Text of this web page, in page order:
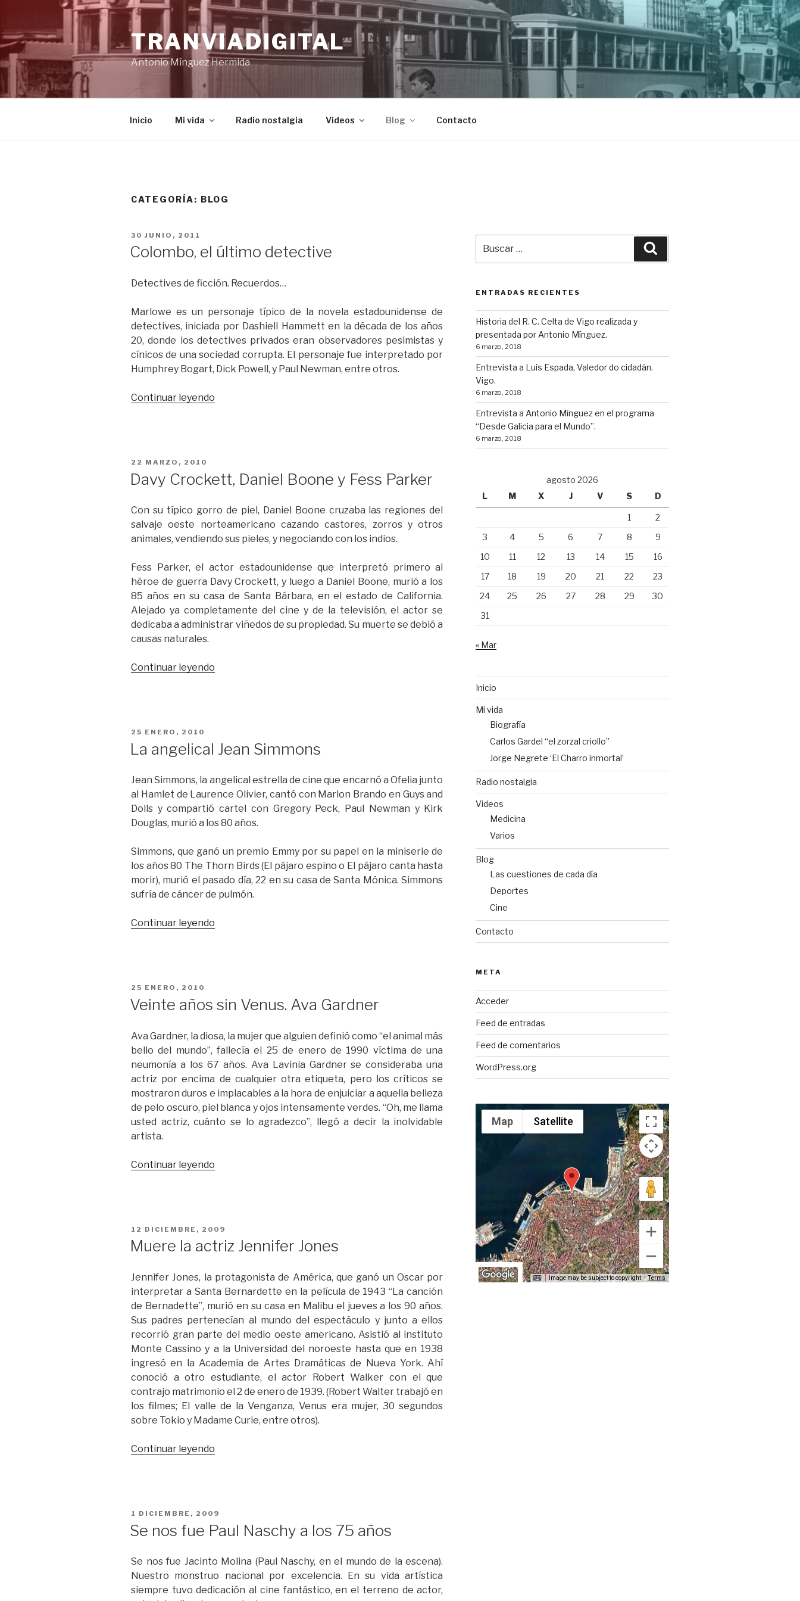
contenido
TRANVIADIGITAL
Antonio Mínguez Hermida
Inicio Mi vida Radio nostalgia Videos Blog Contacto
CATEGORÍA: BLOG
PUBLICADO
30 JUNIO, 2011
Colombo, el último detective
Detectives de ficción. Recuerdos…
Marlowe es un personaje típico de la novela estadounidense de
detectives, iniciada por Dashiell Hammett en la década de los años
20, donde los detectives privados eran observadores pesimistas y
cínicos de una sociedad corrupta. El personaje fue interpretado por
Humphrey Bogart, Dick Powell, y Paul Newman, entre otros.
Continuar leyendo
PUBLICADO
22 MARZO, 2010
Davy Crockett, Daniel Boone y Fess Parker
Con su típico gorro de piel, Daniel Boone cruzaba las regiones del
salvaje oeste norteamericano cazando castores, zorros y otros
animales, vendiendo sus pieles, y negociando con los indios.
Fess Parker, el actor estadounidense que interpretó primero al
héroe de guerra Davy Crockett, y luego a Daniel Boone, murió a los
85 años en su casa de Santa Bárbara, en el estado de California.
Alejado ya completamente del cine y de la televisión, el actor se
dedicaba a administrar viñedos de su propiedad. Su muerte se debió a
causas naturales.
Continuar leyendo
Parker”
PUBLICADO
25 ENERO, 2010
La angelical Jean Simmons
Jean Simmons, la angelical estrella de cine que encarnó a Ofelia junto
al Hamlet de Laurence Olivier, cantó con Marlon Brando en Guys and
Dolls y compartió cartel con Gregory Peck, Paul Newman y Kirk
Douglas, murió a los 80 años.
Simmons, que ganó un premio Emmy por su papel en la miniserie de
los años 80 The Thorn Birds (El pájaro espino o El pájaro canta hasta
morir), murió el pasado día, 22 en su casa de Santa Mónica. Simmons
sufría de cáncer de pulmón.
Continuar leyendo
PUBLICADO
25 ENERO, 2010
Veinte años sin Venus. Ava Gardner
Ava Gardner, la diosa, la mujer que alguien definió como “el animal más
bello del mundo”, fallecía el 25 de enero de 1990 víctima de una
neumonía a los 67 años. Ava Lavinia Gardner se consideraba una
actriz por encima de cualquier otra etiqueta, pero los críticos se
mostraron duros e implacables a la hora de enjuiciar a aquella belleza
de pelo oscuro, piel blanca y ojos intensamente verdes. “Oh, me llama
usted actriz, cuánto se lo agradezco”, llegó a decir la inolvidable
artista.
Continuar leyendo
Gardner”
PUBLICADO
12 DICIEMBRE, 2009
Muere la actriz Jennifer Jones
Jennifer Jones, la protagonista de América, que ganó un Oscar por
interpretar a Santa Bernardette en la película de 1943 “La canción
de Bernadette”, murió en su casa en Malibu el jueves a los 90 años.
Sus padres pertenecían al mundo del espectáculo y junto a ellos
recorrió gran parte del medio oeste americano. Asistió al instituto
Monte Cassino y a la Universidad del noroeste hasta que en 1938
ingresó en la Academia de Artes Dramáticas de Nueva York. Ahí
conoció a otro estudiante, el actor Robert Walker con el que
contrajo matrimonio el 2 de enero de 1939. (Robert Walter trabajó en
los filmes; El valle de la Venganza, Venus era mujer, 30 segundos
sobre Tokio y Madame Curie, entre otros).
Continuar leyendo
PUBLICADO
1 DICIEMBRE, 2009
Se nos fue Paul Naschy a los 75 años
Se nos fue Jacinto Molina (Paul Naschy, en el mundo de la escena).
Nuestro monstruo nacional por excelencia. En su vida artística
siempre tuvo dedicación al cine fantástico, en el terreno de actor,
por:
ENTRADAS RECIENTES
Historia del R. C. Celta de Vigo realizada y
presentada por Antonio Mínguez.
6 marzo, 2018
Entrevista a Luis Espada, Valedor do cidadán.
Vigo.
6 marzo, 2018
Entrevista a Antonio Mínguez en el programa
“Desde Galicia para el Mundo”.
6 marzo, 2018
agosto 2026
L
M X J V S D
1
2
3
4 5 6 7 8
9
10
11 12 13 14 15
16
17
18 19 20 21 22
23
24
25 26 27 28 29
30
31
« Mar
Inicio
Mi vida
Biografía
Carlos Gardel “el zorzal criollo”
Jorge Negrete ‘El Charro inmortal’
Radio nostalgia
Videos
Medicina
Varios
Blog
Las cuestiones de cada día
Deportes
Cine
Contacto
META
Acceder
Feed de entradas
Feed de comentarios
WordPress.org
Map Satellite
Image may be subject to copyright Terms